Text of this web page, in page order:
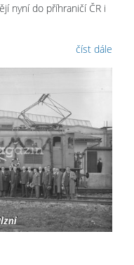
nyní do příhraničí ČR i
číst dále